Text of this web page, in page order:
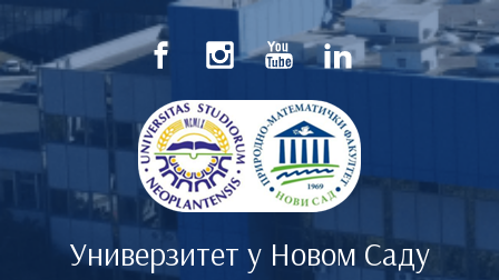
Скип то маин цонтент
Универзитет у Новом Саду